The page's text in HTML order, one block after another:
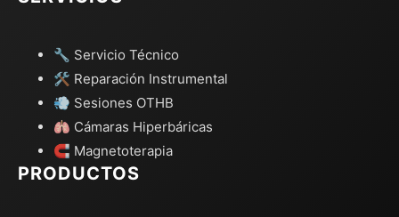
🔧 Servicio Técnico
🛠️ Reparación Instrumental
💨 Sesiones OTHB
🫁 Cámaras Hiperbáricas
🧲 Magnetoterapia
PRODUCTOS